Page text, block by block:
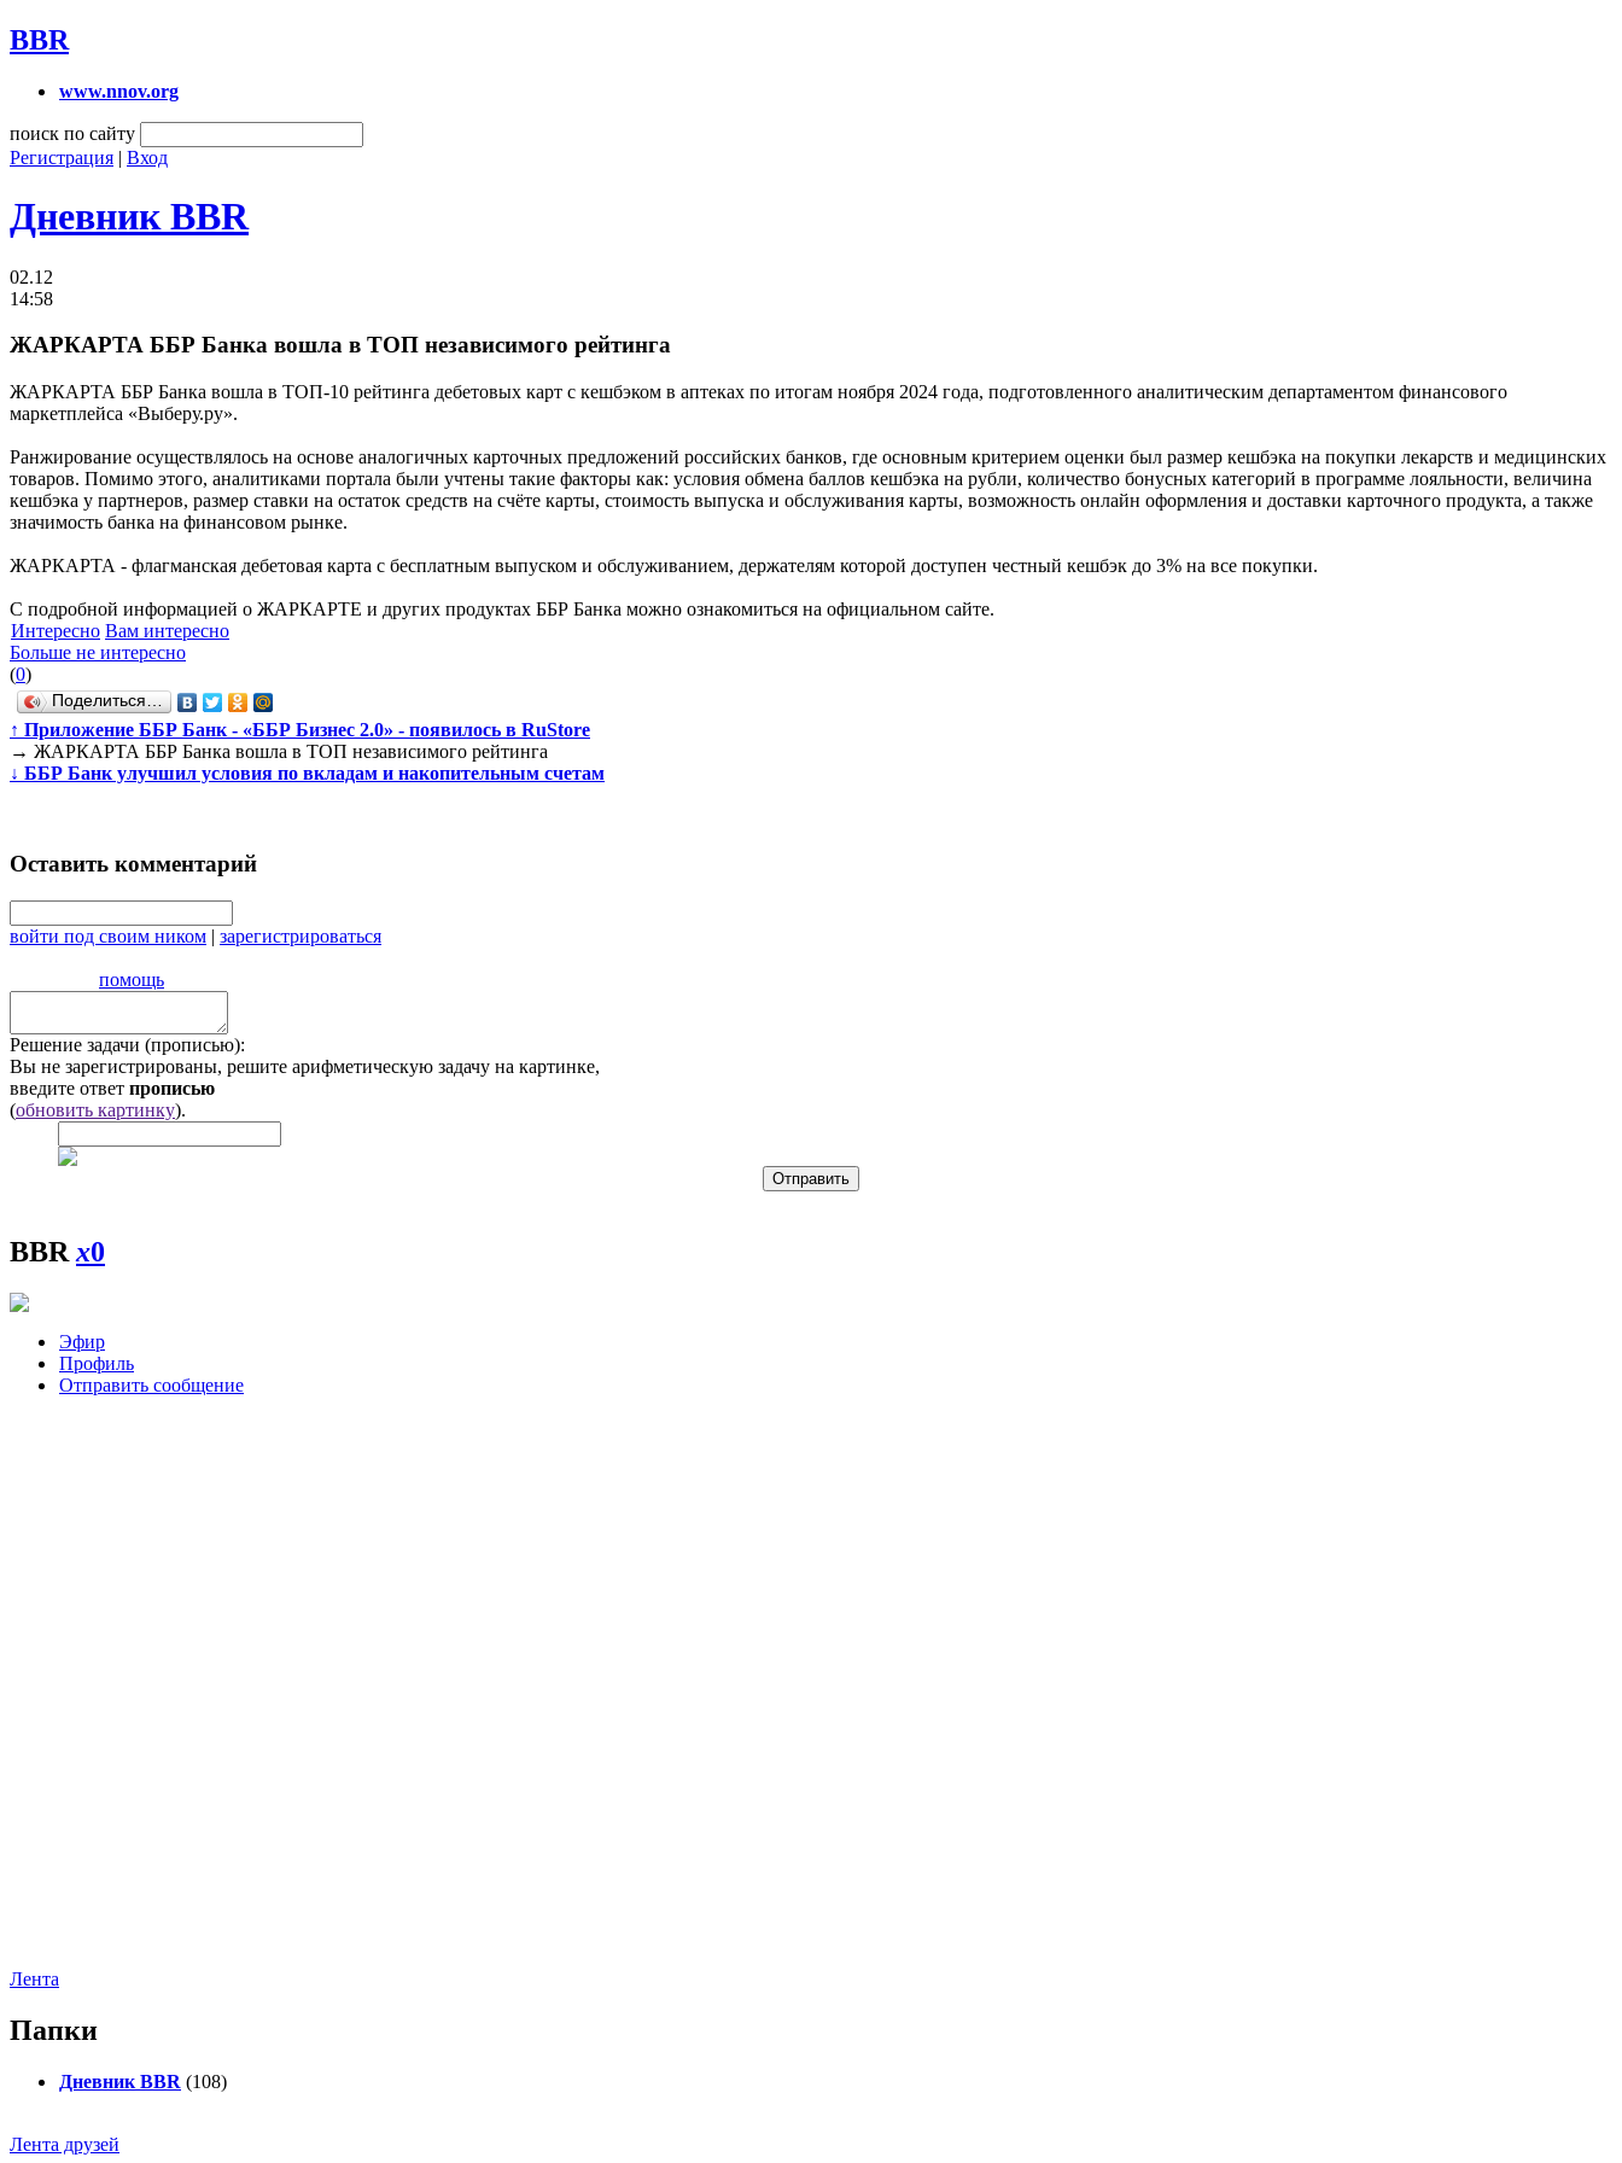
BBR
www.nnov.org
поиск по сайту
Регистрация | Вход
Дневник BBR
02.12
14:58
ЖАРКАРТА ББР Банка вошла в ТОП независимого рейтинга
ЖАРКАРТА ББР Банка вошла в ТОП-10 рейтинга дебетовых карт с кешбэком в аптеках по итогам ноября 2024 года, подготовленного аналитическим департаментом финансового
маркетплейса «Выберу.ру».
Ранжирование осуществлялось на основе аналогичных карточных предложений российских банков, где основным критерием оценки был размер кешбэка на покупки лекарств и медицинских
товаров. Помимо этого, аналитиками портала были учтены такие факторы как: условия обмена баллов кешбэка на рубли, количество бонусных категорий в программе лояльности, величина
кешбэка у партнеров, размер ставки на остаток средств на счёте карты, стоимость выпуска и обслуживания карты, возможность онлайн оформления и доставки карточного продукта, а также
значимость банка на финансовом рынке.
ЖАРКАРТА - флагманская дебетовая карта с бесплатным выпуском и обслуживанием, держателям которой доступен честный кешбэк до 3% на все покупки.
С подробной информацией о ЖАРКАРТЕ и других продуктах ББР Банка можно ознакомиться на официальном сайте.
Интересно Вам интересно
Больше не интересно
(0)
Поделиться…
↑ Приложение ББР Банк - «ББР Бизнес 2.0» - появилось в RuStore
→ ЖАРКАРТА ББР Банка вошла в ТОП независимого рейтинга
↓ ББР Банк улучшил условия по вкладам и накопительным счетам
Оставить комментарий
войти под своим ником | зарегистрироваться
помощь
Решение задачи (прописью):
Вы не зарегистрированы, решите арифметическую задачу на картинке,
введите ответ прописью
(обновить картинку).
BBRx0
Эфир
Профиль
Отправить сообщение
Лента
Папки
Дневник BBR (108)
Лента друзей